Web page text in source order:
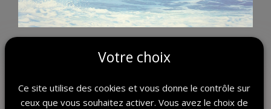
#surfmediterraneo #cematin merci à Louis Grisoul pour la
Retour
Votre choix
Ce site utilise des cookies et vous donne le contrôle sur
ceux que vous souhaitez activer. Vous avez le choix de